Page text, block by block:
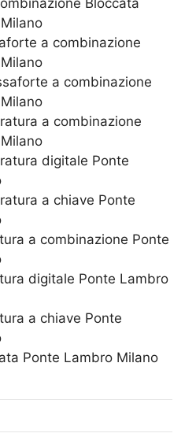
a combinazione
a combinazione
​a combinazione
​digitale Ponte
​a chiave Ponte
​a combinazione Ponte
​digitale Ponte Lambro
​a chiave Ponte
Ponte Lambro Milano